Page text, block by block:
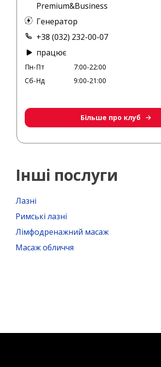
Premium&Business
Генератор
+38 (032) 232-00-07
працює
Пн-Пт
7:00-22:00
Сб-Нд
9:00-21:00
Більше про клуб
Інші послуги
Лазні
Римські лазні
Лімфодренажний масаж
Масаж обличчя